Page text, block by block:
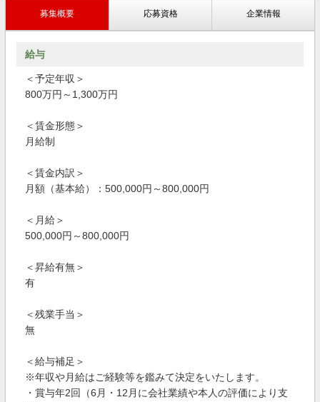
募集概要 応募資格 企業情報
給与
＜予定年収＞
800万円～1,300万円
＜賃金形態＞
月給制
＜賃金内訳＞
月額（基本給）：500,000円～800,000円
＜月給＞
500,000円～800,000円
＜昇給有無＞
有
＜残業手当＞
無
＜給与補足＞
※年収や月給はご経験等を鑑みて決定をいたします。
・賞与年2回（6月・12月に会社業績や本人の評価により支